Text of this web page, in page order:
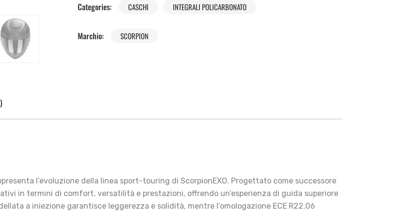
Categories:
CASCHI INTEGRALI POLICARBONATO
Marchio: SCORPION
l’evoluzione della linea sport-touring di ScorpionEXO. Progettato come successore
in termini di comfort, versatilità e prestazioni, offrendo un’esperienza di guida superiore
a iniezione garantisce leggerezza e solidità, mentre l’omologazione ECE R22.06